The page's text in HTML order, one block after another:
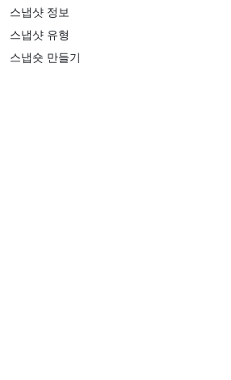
스냅샷 정보
스냅샷 유형
스냅숏 만들기